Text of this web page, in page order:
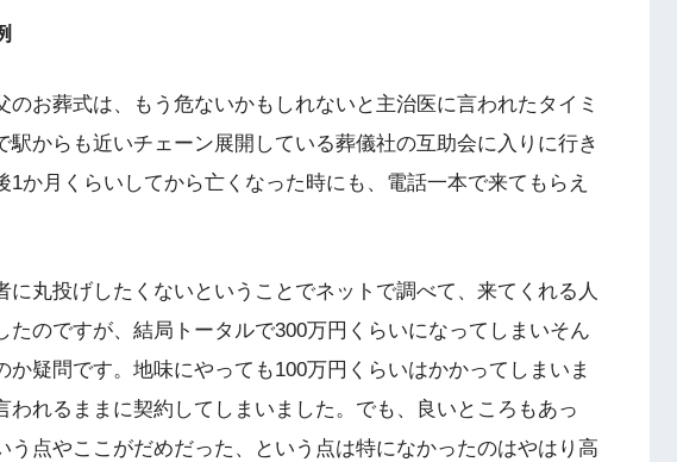
のお葬式は、もう危ないかもしれないと主治医に言われたタイミ
駅からも近いチェーン展開している葬儀社の互助会に入りに行き
1か月くらいしてから亡くなった時にも、電話一本で来てもらえ
に丸投げしたくないということでネットで調べて、来てくれる人
たのですが、結局トータルで300万円くらいになってしまいそん
か疑問です。地味にやっても100万円くらいはかかってしまいま
われるままに契約してしまいました。でも、良いところもあっ
う点やここがだめだった、という点は特になかったのはやはり高